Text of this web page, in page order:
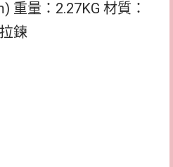
重量：2.27KG 材質：
鍊